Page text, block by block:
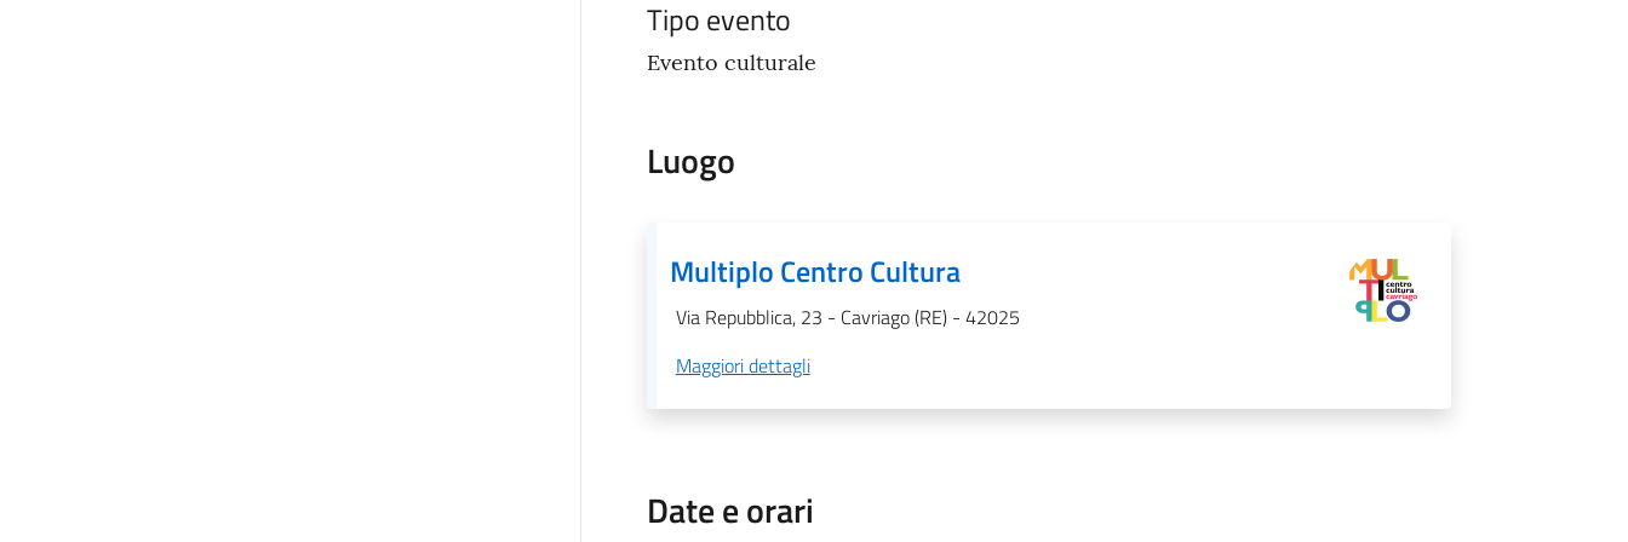
Tipo evento
Evento culturale
Luogo
Multiplo Centro Cultura
Via Repubblica, 23 - Cavriago (RE) - 42025
Maggiori dettagli
Date e orari